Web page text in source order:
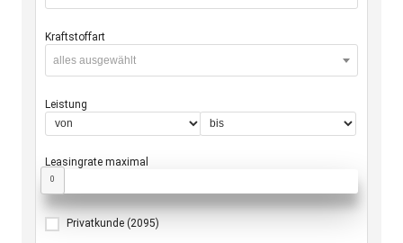
Kraftstoffart
alles ausgewählt
Leistung
Leasingrate maximal
0
Privatkunde (2095)